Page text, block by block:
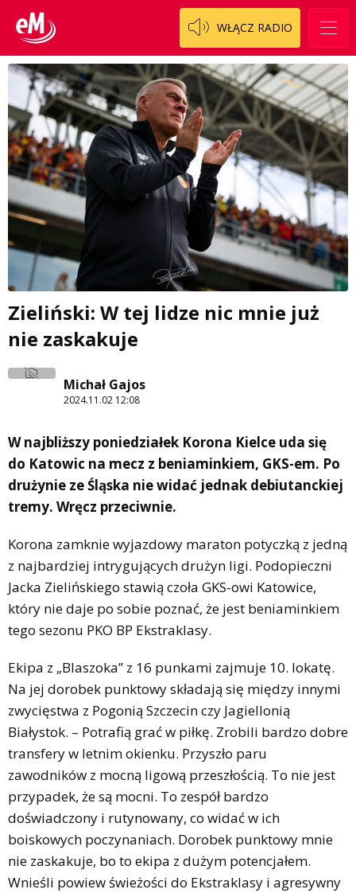
WŁĄCZ RADIO
Zieliński: W tej lidze nic mnie już
nie zaskakuje
Michał Gajos
2024.11.02 12:08
W najbliższy poniedziałek Korona Kielce uda się
do Katowic na mecz z beniaminkiem, GKS-em. Po
drużynie ze Śląska nie widać jednak debiutanckiej
tremy. Wręcz przeciwnie.
Korona zamknie wyjazdowy maraton potyczką z jedną
z najbardziej intrygujących drużyn ligi. Podopieczni
Jacka Zielińskiego stawią czoła GKS-owi Katowice,
który nie daje po sobie poznać, że jest beniaminkiem
tego sezonu PKO BP Ekstraklasy.
Ekipa z „Blaszoka” z 16 punkami zajmuje 10. lokatę.
Na jej dorobek punktowy składają się między innymi
zwycięstwa z Pogonią Szczecin czy Jagiellonią
Białystok. – Potrafią grać w piłkę. Zrobili bardzo dobre
transfery w letnim okienku. Przyszło paru
zawodników z mocną ligową przeszłością. To nie jest
przypadek, że są mocni. To zespół bardzo
doświadczony i rutynowany, co widać w ich
boiskowych poczynaniach. Dorobek punktowy mnie
nie zaskakuje, bo to ekipa z dużym potencjałem.
Wnieśli powiew świeżości do Ekstraklasy i agresywny